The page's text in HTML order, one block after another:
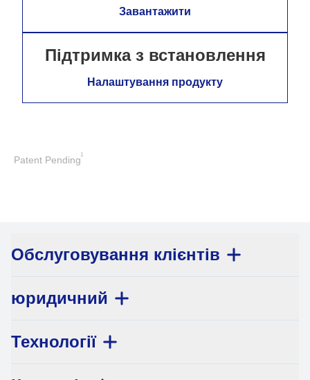
Завантажити
Підтримка з встановлення
Налаштування продукту
Patent Pending1
Обслуговування клієнтів
юридичний
Технології